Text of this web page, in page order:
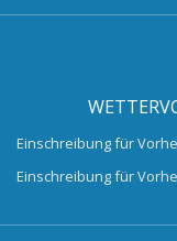
Einschreibung für
Einschreibung für